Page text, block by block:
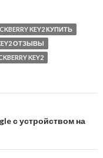
KEY2 КУПИТЬ
ОТЗЫВЫ
KEY2
с устройством на